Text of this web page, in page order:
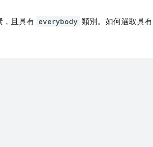
，且具有 everybody 類別。如何選取具有